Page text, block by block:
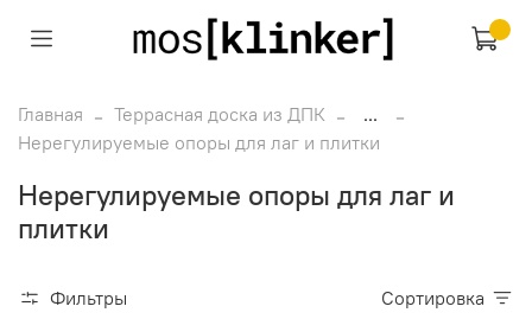
Главная Террасная доска из ДПК
...
Нерегулируемые опоры для лаг и плитки
Нерегулируемые опоры для лаг и
плитки
Фильтры Сортировка